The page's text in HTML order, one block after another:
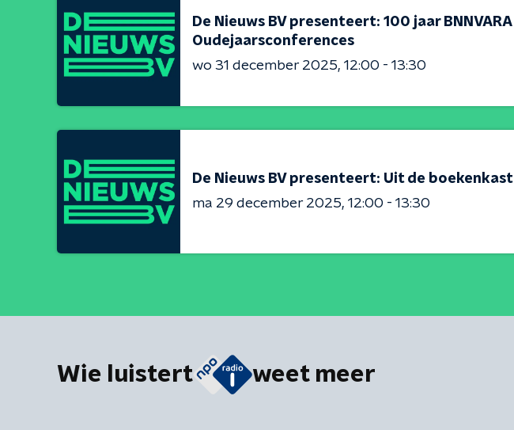
De Nieuws BV presenteert: 100 jaar BNNVARA
Oudejaarsconferences
wo 31 december 2025 12:00 - 13:30
De Nieuws BV presenteert: Uit de boekenkast
ma 29 december 2025 12:00 - 13:30
Wie luistert weet meer